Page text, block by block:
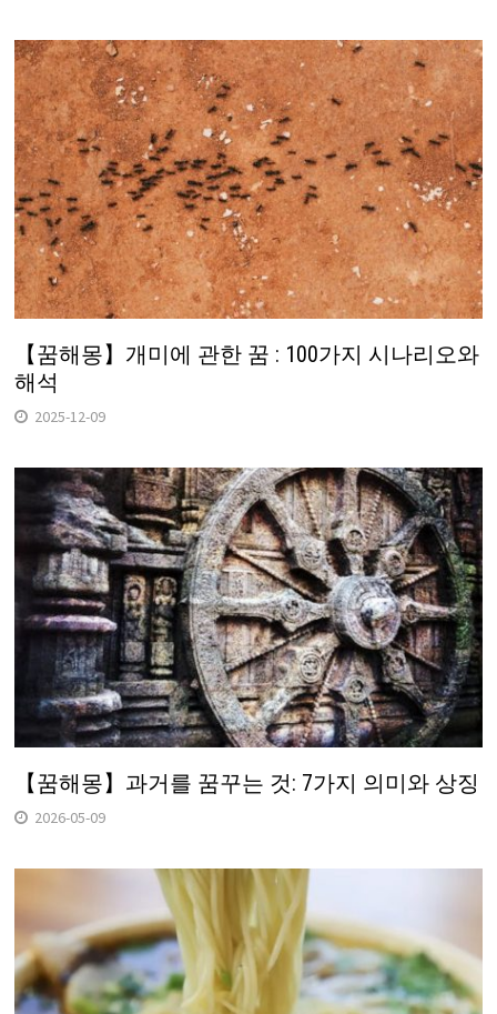
【꿈해몽】개미에 관한 꿈 : 100가지 시나리오와
해석
2025-12-09
【꿈해몽】과거를 꿈꾸는 것: 7가지 의미와 상징
2026-05-09